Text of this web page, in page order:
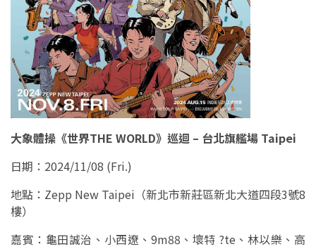
大象體操《世界THE WORLD》巡迴 – 台北旗艦場 Taipei
日期：2024/11/08 (Fri.)
地點：Zepp New Taipei（新北市新莊區新北大道四段3號8
樓）
嘉賓：龜田誠治、小西遼、9m88、壞特 ?te、林以樂、高